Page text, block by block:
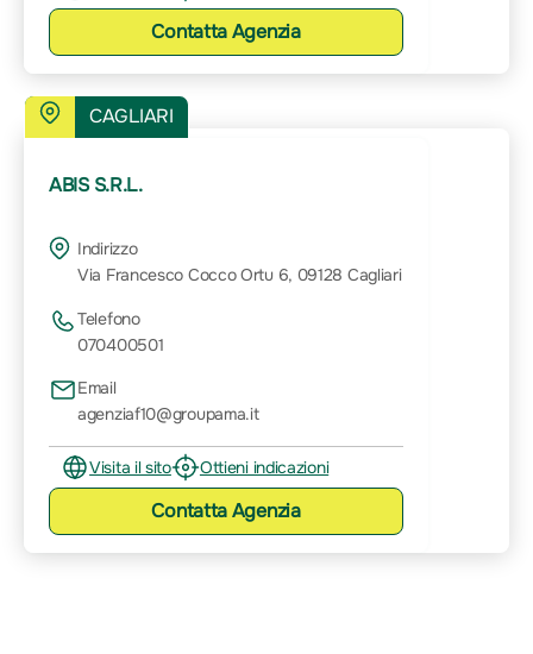
ContattaAgenzia
CAGLIARI
ABIS S.R.L.
Indirizzo
Via Francesco Cocco Ortu 6, 09128 Cagliari
Telefono
070400501
Email
agenziaf10@groupama.it
Visita il sito Ottieni indicazioni
ContattaAgenzia